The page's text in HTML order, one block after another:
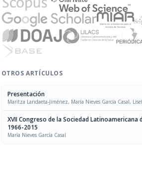
OTROS ARTÍCULOS
Presentación
Maritza Landaeta-Jiménez, María Nieves García Casal,
XVII Congreso de la Sociedad Latinoamericana
1966-2015
María Nieves García Casal